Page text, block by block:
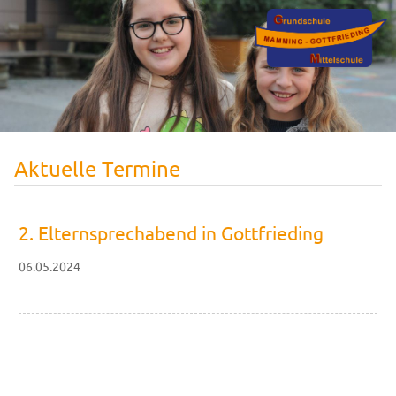
Aktuelle Termine
2. Elternsprechabend in Gottfrieding
06.05.2024